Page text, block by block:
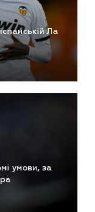
Ла
умови, за